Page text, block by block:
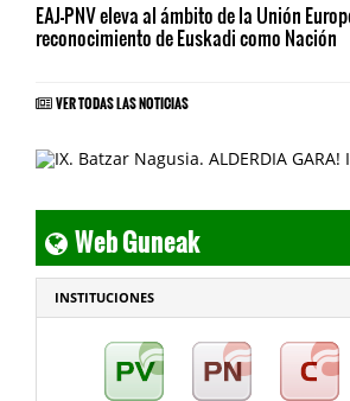
EAJ-PNV eleva al ámbito de la Unión
reconocimiento de Euskadi como Nación
VER TODAS LAS NOTICIAS
Web Guneak
INSTITUCIONES